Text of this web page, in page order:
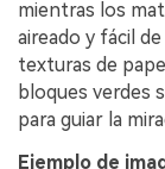
mientras los
aireado y fácil
texturas de
bloques verdes
para guiar la
Ejemplo de